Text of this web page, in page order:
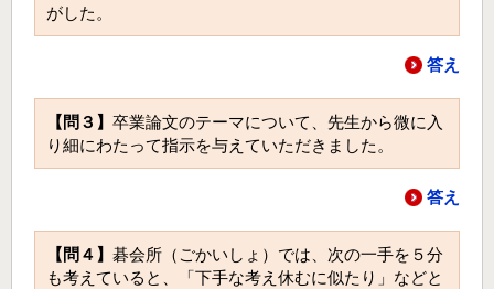
がした。
答え
【問３】 卒業論文のテーマについて、先生から微に入
り細にわたって指示を与えていただきました。
答え
【問４】 碁会所（ごかいしょ）では、次の一手を５分
も考えていると、「下手な考え休むに似たり」などと